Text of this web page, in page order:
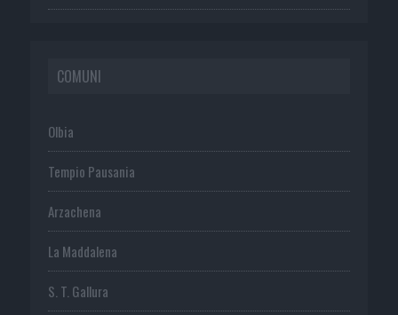
COMUNI
Olbia
Tempio Pausania
Arzachena
La Maddalena
S. T. Gallura